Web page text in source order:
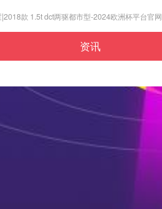
款 1.5t dct两驱都市型-2024欧洲杯平台官网
资讯